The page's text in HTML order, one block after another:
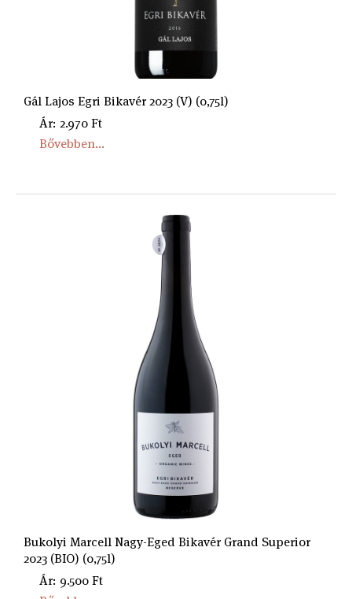
Gál Lajos Egri Bikavér 2023 (V) (0,75l)
Ár: 2.970 Ft
Bővebben...
Bukolyi Marcell Nagy-Eged Bikavér Grand Superior
2023 (BIO) (0,75l)
Ár: 9.500 Ft